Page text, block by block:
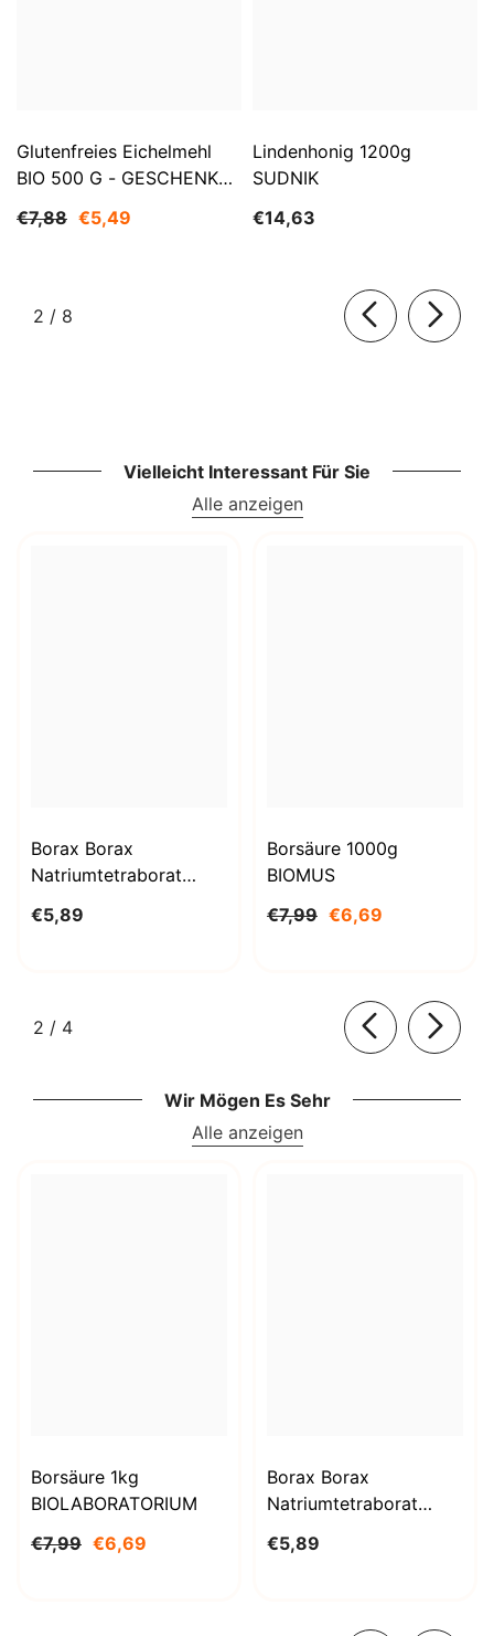
Glutenfreies Eichelmehl
BIO 500 G - GESCHENKE
€7,88 €5,49
Lindenhonig 1200g
SUDNIK
€14,63
2 / von
8
Vielleicht Interessant Für Sie
Alle anzeigen
Borax Borax
Natriumtetraborat
STANLAB
€5,89
Borsäure 1000g
BIOMUS
€7,99 €6,69
2 / von
4
Wir Mögen Es Sehr
Alle anzeigen
Borsäure 1kg
BIOLABORATORIUM
€7,99 €6,69
Borax Borax
Natriumtetraborat
BioLaboratorium
€5,89